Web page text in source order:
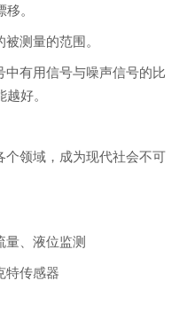
。
测量的范围。
有用信号与噪声信号的比
好。
个领域，成为现代社会不可
量、液位监测
特传感器